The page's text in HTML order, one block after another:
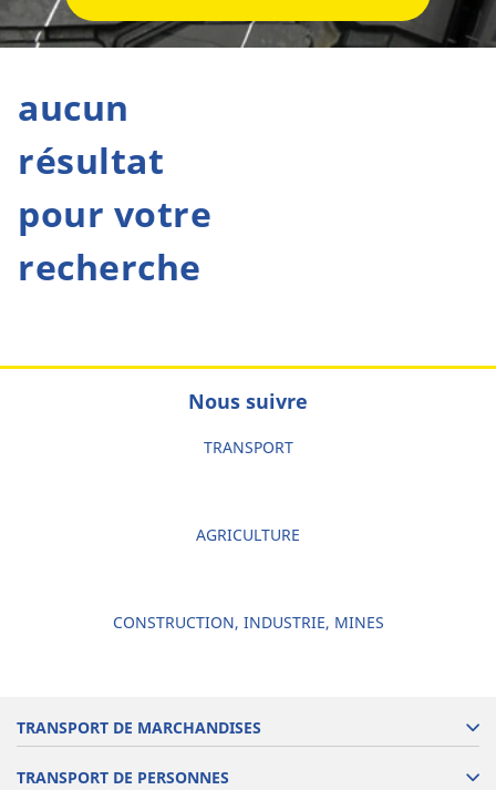
aucun
résultat
pour votre
recherche
Nous suivre
TRANSPORT
AGRICULTURE
CONSTRUCTION, INDUSTRIE, MINES
TRANSPORT DE MARCHANDISES
TRANSPORT DE PERSONNES